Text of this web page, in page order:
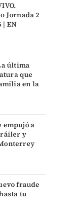
Jornada 2
| EN
última
que
en la
empujó a
y
fraude
tu